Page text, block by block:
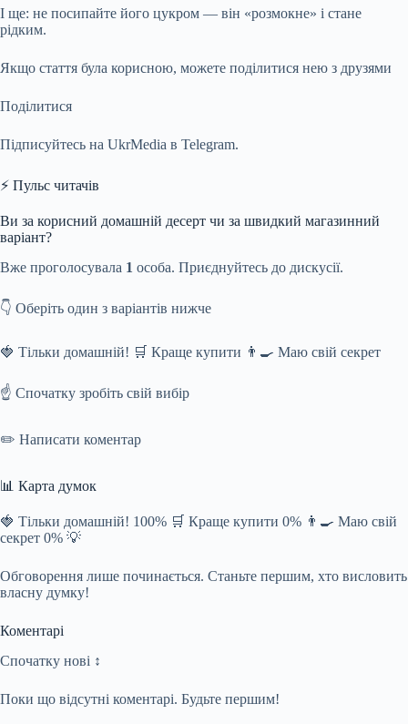
І ще: не посипайте його цукром — він «розмокне» і стане
рідким.
Якщо стаття була корисною, можете поділитися нею з друзями
Поділитися
Підписуйтесь на UkrMedia в Telegram.
⚡ Пульс читачів
Ви за корисний домашній десерт чи за швидкий магазинний
варіант?
Вже проголосувала 1 особа. Приєднуйтесь до дискусії.
👇 Оберіть один з варіантів нижче
🍓 Тільки домашній! 🛒 Краще купити 👨‍🍳 Маю свій секрет
☝️ Спочатку зробіть свій вибір
✏️ Написати коментар
📊 Карта думок
🍓 Тільки домашній! 100% 🛒 Краще купити 0% 👨‍🍳 Маю свій
секрет 0% 💡
Обговорення лише починається. Станьте першим, хто висловить
власну думку!
Коментарі
Спочатку нові ↕
Поки що відсутні коментарі. Будьте першим!